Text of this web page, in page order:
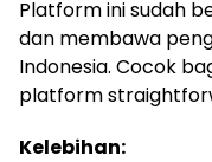
Platform ini sudah
dan membawa
Indonesia. Cocok
platform
Kelebihan: